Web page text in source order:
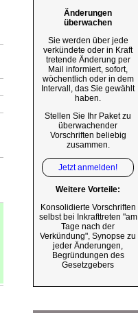
Änderungen
überwachen
Sie werden über jede
verkündete oder in Kraft
tretende Änderung per
Mail informiert, sofort,
wöchentlich oder in dem
Intervall, das Sie gewählt
haben.
Stellen Sie Ihr Paket zu
überwachender
Vorschriften beliebig
zusammen.
Jetzt anmelden!
Weitere Vorteile:
Konsolidierte Vorschriften
selbst bei Inkrafttreten "am
Tage nach der
Verkündung", Synopse zu
jeder Änderungen,
Begründungen des
Gesetzgebers